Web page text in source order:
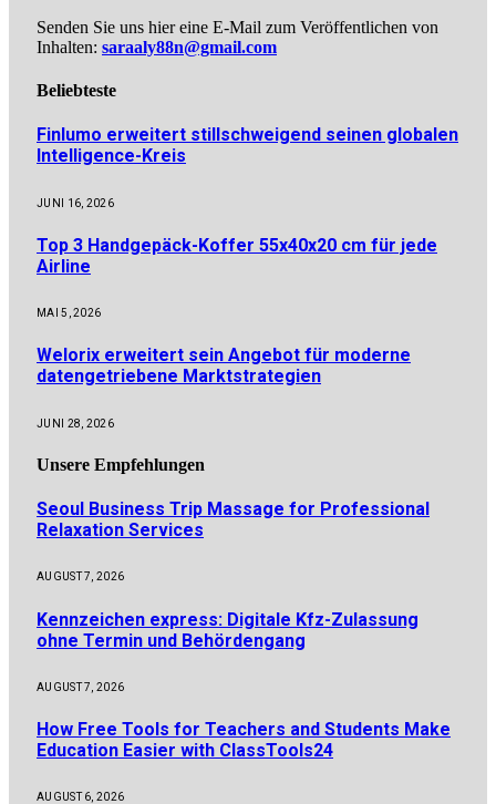
Senden Sie uns hier eine E-Mail zum Veröffentlichen von
Inhalten: saraaly88n@gmail.com
Beliebteste
Finlumo erweitert stillschweigend seinen globalen
Intelligence-Kreis
JUNI 16, 2026
Top 3 Handgepäck-Koffer 55x40x20 cm für jede
Airline
MAI 5, 2026
Welorix erweitert sein Angebot für moderne
datengetriebene Marktstrategien
JUNI 28, 2026
Unsere Empfehlungen
Seoul Business Trip Massage for Professional
Relaxation Services
AUGUST 7, 2026
Kennzeichen express: Digitale Kfz-Zulassung
ohne Termin und Behördengang
AUGUST 7, 2026
How Free Tools for Teachers and Students Make
Education Easier with ClassTools24
AUGUST 6, 2026